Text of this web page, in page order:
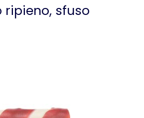
ripieno, sfuso